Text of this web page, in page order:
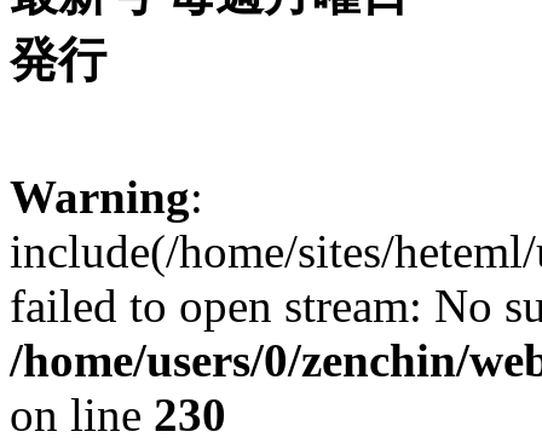
Warning:
include(/home/sites/
failed to open stream: No
/home/users/0/zenchin/
on line 230